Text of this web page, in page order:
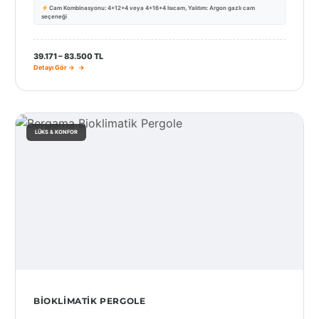
Cam Kombinasyonu: 4+12+4 veya 4+16+4 Isıcam, Yalıtım: Argon gazlı cam
seçeneği
39.171 – 83.500 TL
Detayı Gör →
LÜKS & KONFOR
BIOKLIMATIK PERGOLE
SEÇ